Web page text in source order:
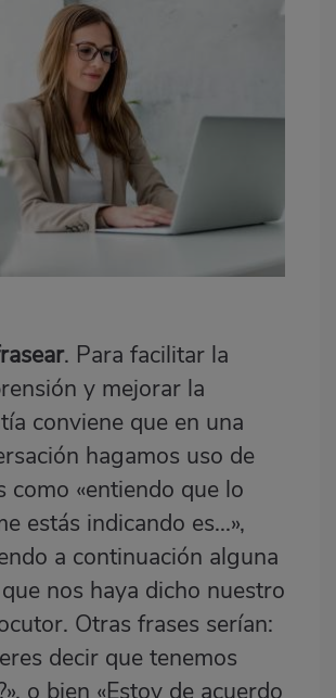
. Para facilitar la
y mejorar la
conviene que en una
hagamos uso de
como «entiendo que lo
estás indicando es...»,
a continuación alguna
nos haya dicho nuestro
Otras frases serían:
decir que tenemos
o bien «Estoy de acuerdo